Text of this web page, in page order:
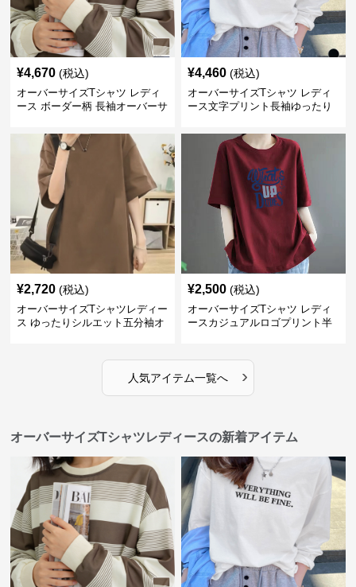
¥4,670 (税込)
オーバーサイズTシャツ レディ
ース ボーダー柄 長袖オーバーサ
¥4,460 (税込)
オーバーサイズTシャツ レディ
ース文字プリント長袖ゆったり
¥2,720 (税込)
オーバーサイズTシャツレディー
ス ゆったりシルエット五分袖オ
¥2,500 (税込)
オーバーサイズTシャツ レディ
ースカジュアルロゴプリント半
人気アイテム一覧へ ›
オーバーサイズTシャツレディースの新着アイテム